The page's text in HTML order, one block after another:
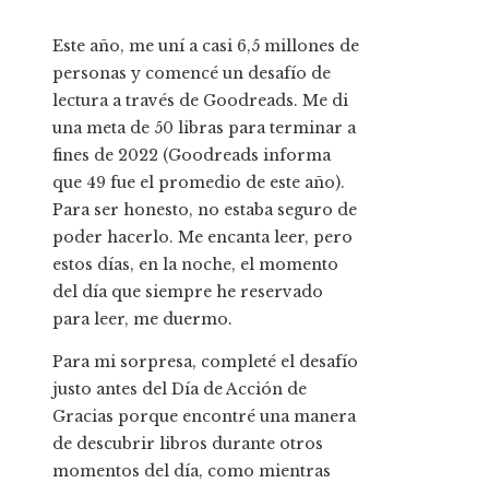
Este año, me uní a casi 6,5 millones de
personas y comencé un desafío de
lectura a través de Goodreads. Me di
una meta de 50 libras para terminar a
fines de 2022 (Goodreads informa
que 49 fue el promedio de este año).
Para ser honesto, no estaba seguro de
poder hacerlo. Me encanta leer, pero
estos días, en la noche, el momento
del día que siempre he reservado
para leer, me duermo.
Para mi sorpresa, completé el desafío
justo antes del Día de Acción de
Gracias porque encontré una manera
de descubrir libros durante otros
momentos del día, como mientras